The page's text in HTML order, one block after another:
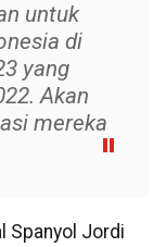
untuk
di
yang
Akan
mereka
Spanyol Jordi